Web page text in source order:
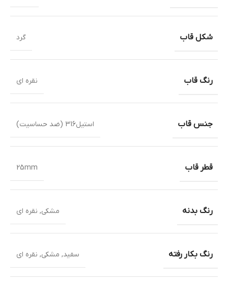
شکل قاب گرد
رنگ قاب نقره ای
جنس قاب استیل316 (ضد حساسیت)
قطر قاب 25mm
رنگ بدنه مشکی, نقره ای
رنگ بکار رفته سفید, مشکی, نقره ای